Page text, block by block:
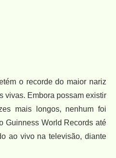
o recorde do maior nariz
vivas. Embora possam existir
mais longos, nenhum foi
Guinness World Records até
ao vivo na televisão, diante